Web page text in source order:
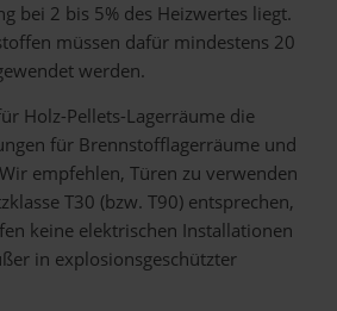
bei 2 bis 5% des Heizwertes liegt.
müssen dafür mindestens 20
werden.
Holz-Pellets-Lagerräume die
für Brennstofflagerräume und
empfehlen, Türen zu verwenden
T30 (bzw. T90) entsprechen,
keine elektrischen Installationen
in explosionsgeschützter